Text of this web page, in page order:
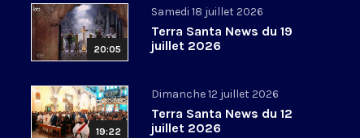
20:05
Samedi 18 juillet 2026
Terra Santa News du 19
juillet 2026
19:22
Dimanche 12 juillet 2026
Terra Santa News du 12
juillet 2026